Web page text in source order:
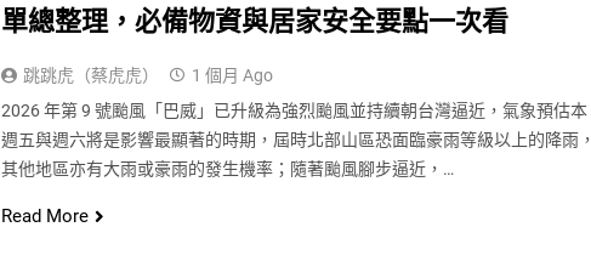
單總整理，必備物資與居家安全要點一次看
跳跳虎（蔡虎虎）
1 個月 Ago
2026 年第 9 號颱風「巴威」已升級為強烈颱風並持續朝台灣逼近，氣象預估本
週五與週六將是影響最顯著的時期，屆時北部山區恐面臨豪雨等級以上的降雨，
其他地區亦有大雨或豪雨的發生機率；隨著颱風腳步逼近，…
Read More